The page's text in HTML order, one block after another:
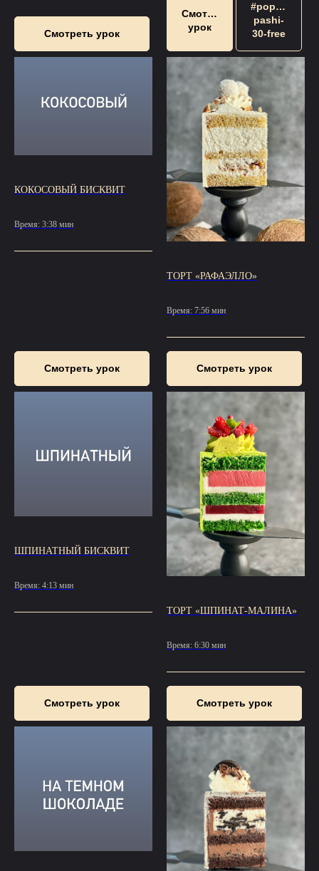
Смотреть урок
Смотреть
урок
pashi-
30-free
КОКОСОВЫЙ БИСКВИТ
Время: 3:38 мин
Смотреть урок
ТОРТ «РАФАЭЛЛО»
Время: 7:56 мин
Смотреть урок
ШПИНАТНЫЙ БИСКВИТ
Время: 4:13 мин
Смотреть урок
ТОРТ «ШПИНАТ-МАЛИНА»
Время: 6:30 мин
Смотреть урок